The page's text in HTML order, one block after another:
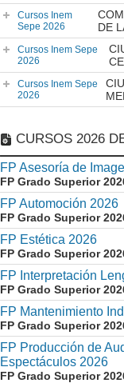
Cursos Inem
Sepe 2026
DE
Cursos Inem Sepe
2026
Cursos Inem Sepe
2026
CURSOS 2026
FP Asesoría de
FP Grado Superior
FP Automoción 2026
FP Grado Superior
FP Estética 2026
FP Grado Superior
FP Interpretación
FP Grado Superior
FP Mantenimiento
FP Grado Superior
FP Producción de
Espectáculos 2026
FP Grado Superior